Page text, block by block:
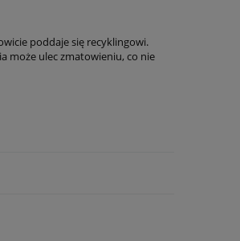
poddaje się recyklingowi.
może ulec zmatowieniu, co nie